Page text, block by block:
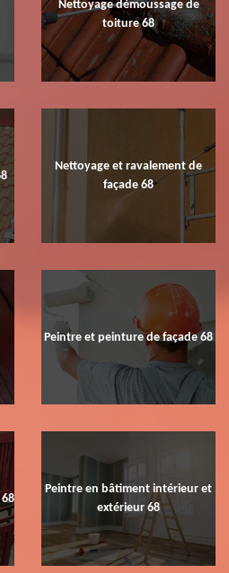
Nettoyage démoussage de
toiture 68
Nettoyage et ravalement de
façade 68
Peintre et peinture de façade 68
Peintre en bâtiment intérieur et
extérieur 68